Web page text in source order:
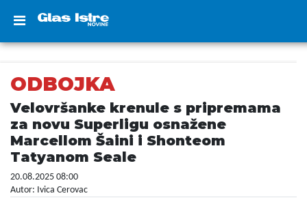
ODBOJKA
Velovršanke krenule s pripremama
za novu Superligu osnažene
Marcellom Šaini i Shonteom
Tatyanom Seale
20.08.2025 08:00
Autor: Ivica Cerovac